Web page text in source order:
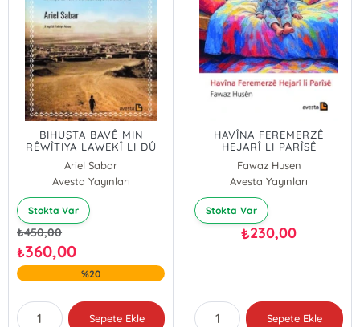
BIHUŞTA BAVÊ MIN
RÊWÎTIYA LAWEKÎ LI DÛ
RABIRDÛYA MALBATA XWE
Ariel Sabar
Avesta Yayınları
Stokta Var
₺450,00
₺360,00
%20
Sepete Ekle
HAVÎNA FEREMERZÊ
HEJARÎ LI PARÎSÊ
Fawaz Husen
Avesta Yayınları
Stokta Var
₺230,00
Sepete Ekle